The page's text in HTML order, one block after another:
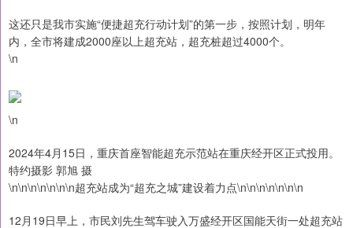
这还只是我市实施“便捷超充行动计划”的第一步，按照计划，明年
内，全市将建成2000座以上超充站，超充桩超过4000个。
\n
\n
2024年4月15日，重庆首座智能超充示范站在重庆经开区正式投用。
特约摄影 郭旭 摄
\n\n\n\n\n\n\n超充站成为“超充之城”建设着力点\n\n\n\n\n\n\n
12月19日早上，市民刘先生驾车驶入万盛经开区国能天街一处超充站